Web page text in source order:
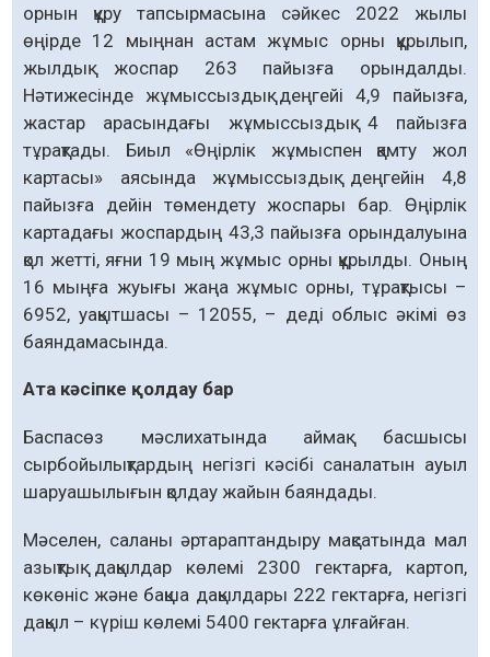
орнын құру тапсырмасына сәйкес 2022 жылы
өңірде 12 мыңнан астам жұмыс орны құрылып,
жылдық жоспар 263 пайызға орындалды.
Нәтижесінде жұмыссыздық дең­гейі 4,9 пайызға,
жастар арасындағы жұмыс­сыздық 4 пайызға
тұрақтады. Биыл «Өңірлік жұмыспен қамту жол
картасы» аясында жұмыссыздық деңгейін 4,8
пайызға дейін төмендету жоспары бар. Өңірлік
картадағы жоспардың 43,3 пайызға орындалуына
қол жетті, яғни 19 мың жұмыс орны құрылды. Оның
16 мыңға жуығы жаңа жұмыс орны, тұрақтысы –
6952, уақытшасы – 12055, – деді облыс әкімі өз
баяндамасында.
Ата кәсіпке қолдау бар
Баспасөз мәслихатында аймақ басшысы
сырбойылықтардың негізгі кәсібі саналатын ауыл
шаруашылығын қолдау жайын баяндады.
Мәселен, саланы әртараптандыру мақса­тында мал
азықтық дақылдар көлемі 2300 гектарға, картоп,
көкөніс және бақша дақыл­дары 222 гектарға, негізгі
дақыл – күріш көлемі 5400 гектарға ұлғайған.